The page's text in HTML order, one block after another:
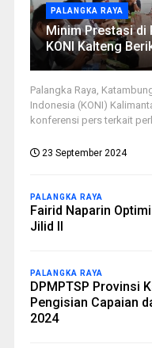
PALANGKA RAYA
Minim Prestasi di
KONI Kalteng
Palangka Raya,
Indonesia (KONI)
konferensi pers terkait
23 September 2024
PALANGKA RAYA
Fairid Naparin
Jilid II
PALANGKA RAYA
DPMPTSP Provinsi
Pengisian Capaian
2024